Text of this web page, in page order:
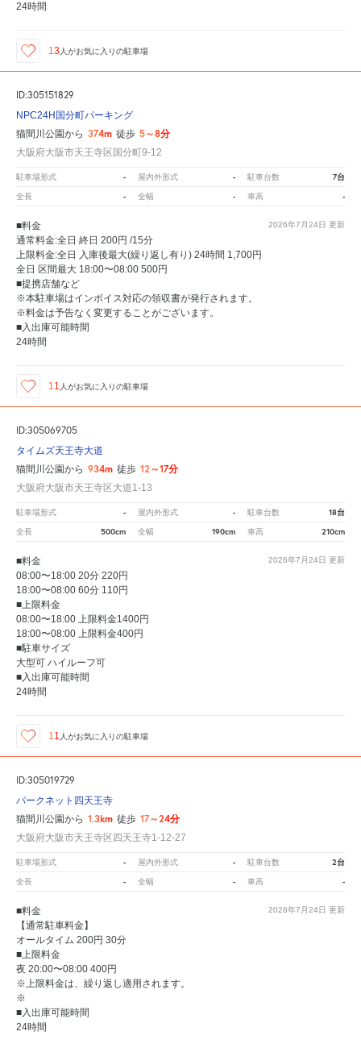
24時間
13人がお気に入りの駐車場
ID:305151829
NPC24H国分町パーキング
猫間川公園から 374m 徒歩 5～8分
大阪府大阪市天王寺区国分町9-12
駐車場形式 - 屋内外形式 - 駐車台数 7台
全長 - 全幅 - 車高 -
2026年7月24日 更新
■料金
通常料金:全日 終日 200円 /15分
上限料金:全日 入庫後最大(繰り返し有り) 24時間 1,700円
全日 区間最大 18:00〜08:00 500円
■提携店舗など
※本駐車場はインボイス対応の領収書が発行されます。
※料金は予告なく変更することがございます。
■入出庫可能時間
24時間
11 人がお気に入りの駐車場
ID:305069705
タイムズ天王寺大道
猫間川公園から 934m 徒歩 12～17分
大阪府大阪市天王寺区大道1-13
駐車場形式 - 屋内外形式 - 駐車台数 18台
全長 500cm 全幅 190cm 車高 210cm
2026年7月24日 更新
■料金
08:00〜18:00 20分 220円
18:00〜08:00 60分 110円
■上限料金
08:00〜18:00 上限料金1400円
18:00〜08:00 上限料金400円
■駐車サイズ
大型可 ハイルーフ可
■入出庫可能時間
24時間
11 人がお気に入りの駐車場
ID:305019729
パークネット四天王寺
猫間川公園から 1.3km 徒歩 17～24分
大阪府大阪市天王寺区四天王寺1-12-27
駐車場形式 - 屋内外形式 - 駐車台数 2台
全長 - 全幅 - 車高 -
2026年7月24日 更新
■料金
【通常駐車料金】
オールタイム 200円 30分
■上限料金
夜 20:00〜08:00 400円
※上限料金は、繰り返し適用されます。
※
■入出庫可能時間
24時間